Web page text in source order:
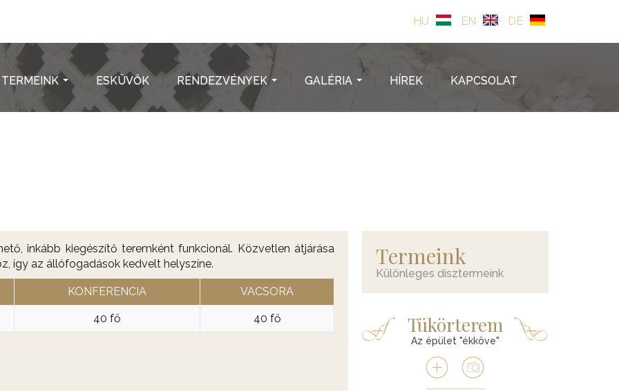
HU EN DE
TERMEINK ESKÜVŐK RENDEZVÉNYEK GALÉRIA HÍREK KAPCSOLAT
inkább kiegészítő teremként funkcionál. Közvetlen átjárása
így az állófogadások kedvelt helyszíne.
KONFERENCIA VACSORA
40 fő 40 fő
Termeink
Különleges dísztermeink
Tükörterem
Az épület "ékköve"